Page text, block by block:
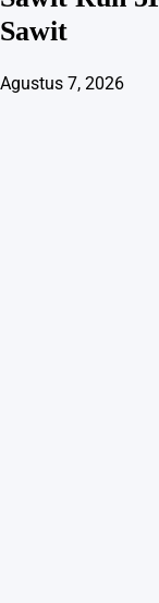
Sawit
Agustus 7, 2026